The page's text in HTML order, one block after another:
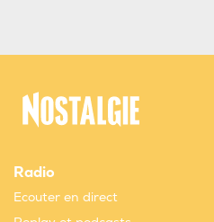
Radio
Ecouter en direct